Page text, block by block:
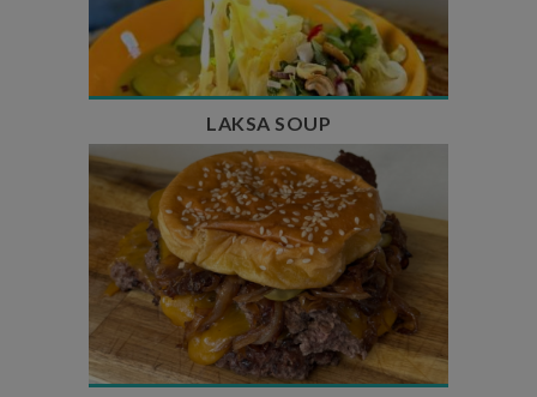
Temps de cuisson : 25 min
Nombre de couverts : 4
LAKSA SOUP
Temps de préparation : 20 min
Temps de cuisson : 5 à 10 min
Nombre de couverts : 4